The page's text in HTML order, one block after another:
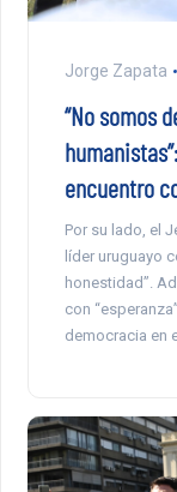
Jorge Zapata
“No somos
encuentro
Por su lado, el
líder uruguayo
honestidad”.
con
democracia en